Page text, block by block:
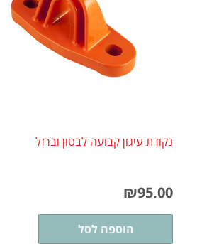
נקודת עיגון קבועה לבטון וברזל
₪95.00
הוספה לסל